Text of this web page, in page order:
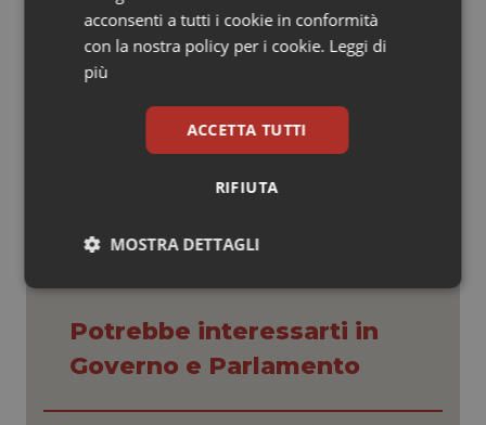
stella polare, devono avere sempre e solo la tutela
della salute dei cittadini”.
© Riproduzione riservata
Potrebbe interessarti in
Governo e Parlamento
acconsenti a tutti i cookie in conformità
con la nostra policy per i cookie. Leggi di
più
ACCETTA TUTTI
RIFIUTA
MOSTRA DETTAGLI
Necessari Statistici Marketing